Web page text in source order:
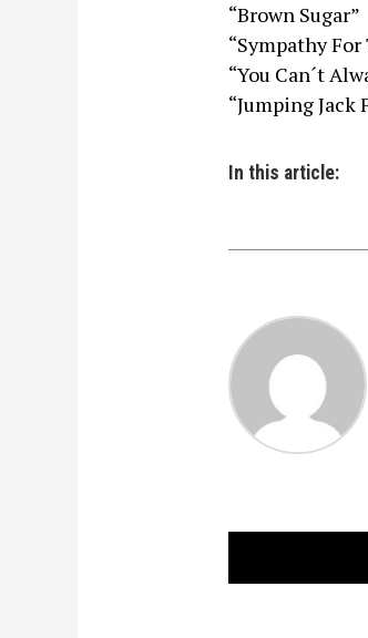
“Brown Sugar”
“Sympathy
“You Can´t
“Jumping Jack
In this article: